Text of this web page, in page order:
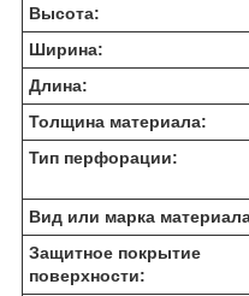
Высота:
Ширина:
Длина:
Толщина материала:
Тип перфорации:
Вид или марка
Защитное покрытие
поверхности: